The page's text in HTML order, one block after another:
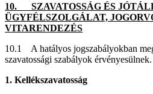
10. SZAVATOSSÁG ÉS
ÜGYFÉLSZOLGÁLAT,
VITARENDEZÉS
10.1 A hatályos jogszabályokban
szavatossági szabályok érvényesülnek.
1. Kellékszavatosság